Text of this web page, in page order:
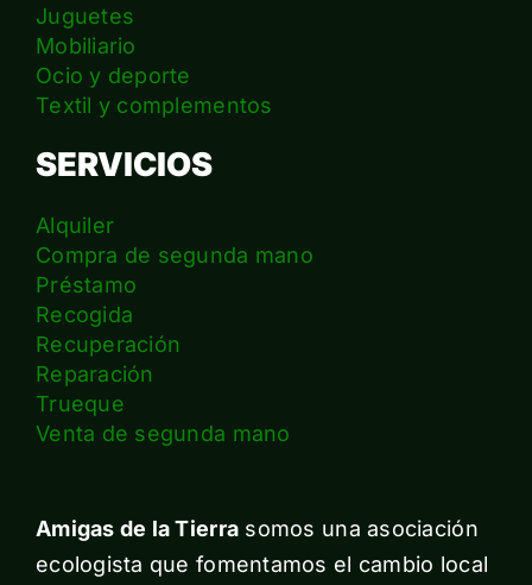
Juguetes
Mobiliario
Ocio y deporte
Textil y complementos
SERVICIOS
Alquiler
Compra de segunda mano
Préstamo
Recogida
Recuperación
Reparación
Trueque
Venta de segunda mano
Amigas de la Tierra somos una asociación
ecologista que fomentamos el cambio local